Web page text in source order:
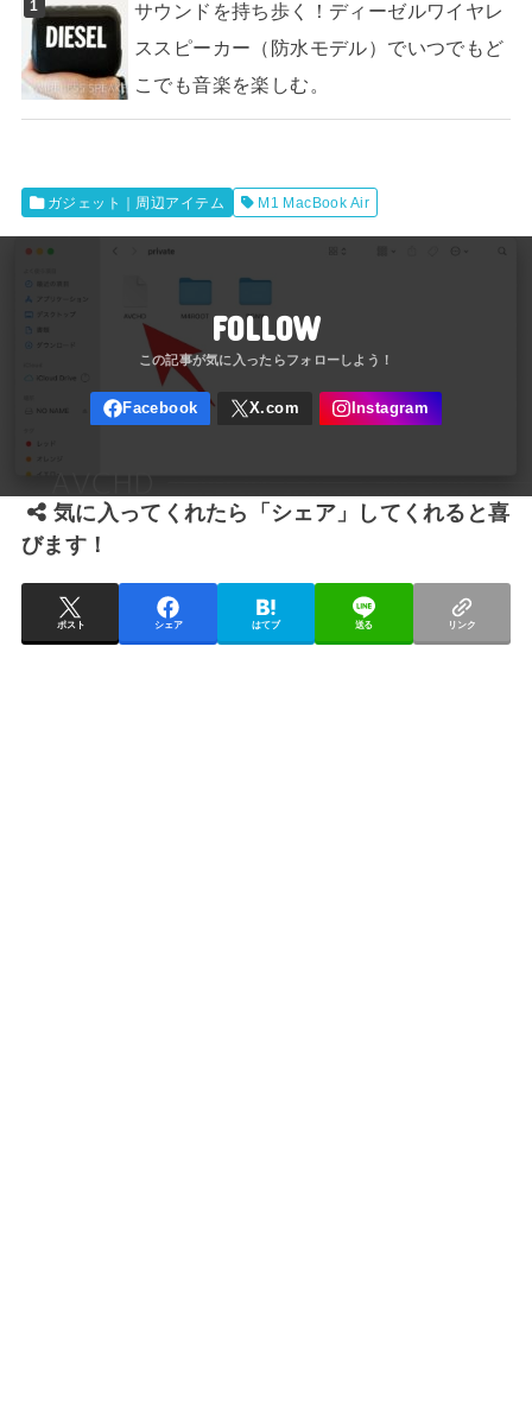
サウンドを持ち歩く！ディーゼルワイヤレ
ススピーカー（防水モデル）でいつでもど
こでも音楽を楽しむ。
ガジェット｜周辺アイテム M1 MacBook Air
FOLLOW
気に入ってくれたら「シェア」してくれると喜
びます！
ポスト シェア はてブ 送る リンク